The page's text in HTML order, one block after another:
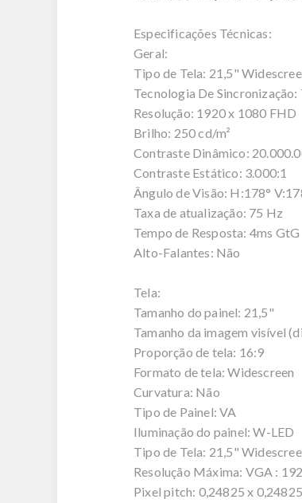
Especificações Técnicas:
Geral:
Tipo de Tela: 21,5"
Tecnologia De
Resolução: 1920 x 1080 FHD
Brilho: 250 cd/m²
Contraste Dinâmico:
Contraste Estático: 3.000:1
Ângulo de Visão: H:178°
Taxa de atualização: 75 Hz
Tempo de Resposta: 4ms GtG
Alto-Falantes: Não
Tela:
Tamanho do painel: 21,5"
Tamanho da imagem visível
Proporção de tela: 16:9
Formato de tela: Widescreen
Curvatura: Não
Tipo de Painel: VA
Iluminação do painel: W-LED
Tipo de Tela: 21,5"
Resolução Máxima: VGA :
Pixel pitch: 0,24825 x